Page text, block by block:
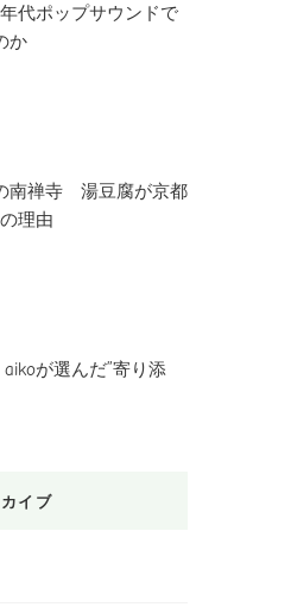
代ポップサウンドで
か
南禅寺 湯豆腐が京都
理由
が選んだ”寄り添
イブ